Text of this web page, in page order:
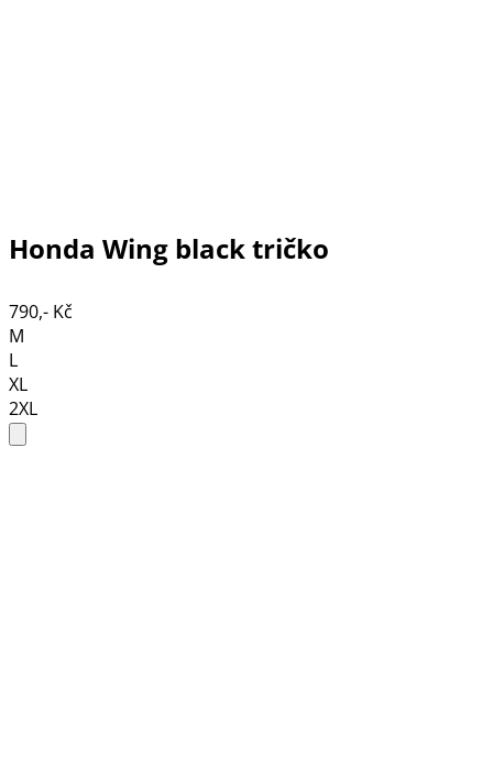
Honda Wing black tričko
790,- Kč
M
L
XL
2XL